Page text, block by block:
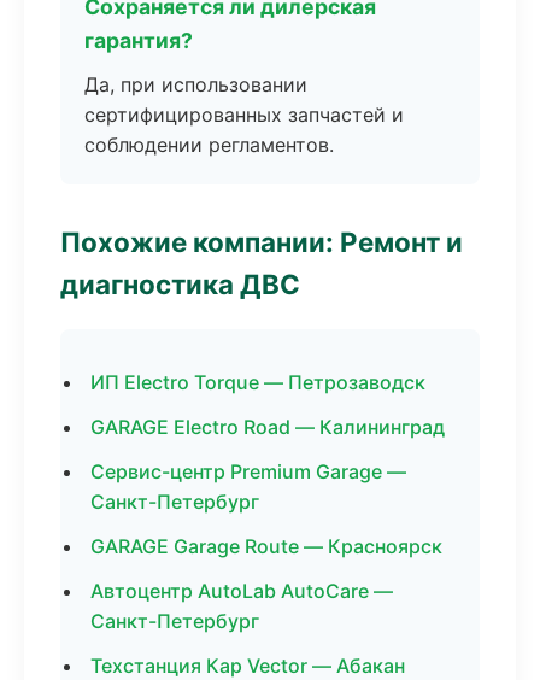
Сохраняется ли дилерская
гарантия?
Да, при использовании
сертифицированных запчастей и
соблюдении регламентов.
Похожие компании: Ремонт и
диагностика ДВС
ИП Electro Torque — Петрозаводск
GARAGE Electro Road — Калининград
Сервис-центр Premium Garage —
Санкт-Петербург
GARAGE Garage Route — Красноярск
Автоцентр AutoLab AutoCare —
Санкт-Петербург
Техстанция Кар Vector — Абакан